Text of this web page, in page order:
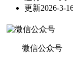
更新2026-3-
微信公众号